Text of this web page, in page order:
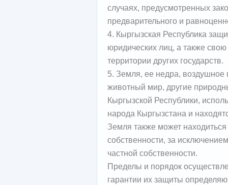
случаях, предусмотренных
предварительного и
4. Кыргызская Республика
юридических лиц, а также
территории других государств.
5. Земля, ее недра, воздушное
животный мир, другие
Кыргызской Республики,
народа Кыргызстана и
Земля также может
собственности, за
частной собственности.
Пределы и порядок
гарантии их защиты